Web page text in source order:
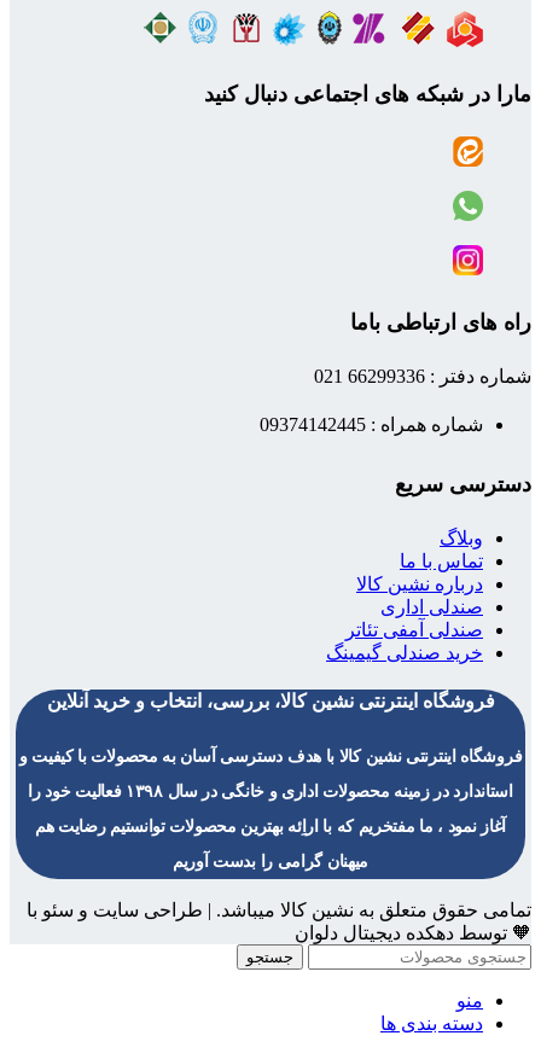
مارا در شبکه های اجتماعی دنبال کنید
راه های ارتباطی باما
شماره دفتر : 66299336 021
شماره همراه : 09374142445
دسترسی سریع
وبلاگ
تماس با ما
درباره نشین کالا
صندلی اداری
صندلی آمفی تئاتر
خرید صندلی گیمینگ
فروشگاه اینترنتی نشین کالا، بررسی، انتخاب و خرید آنلاین
فروشگاه اینترنتی نشین کالا با هدف دسترسی آسان به محصولات با کیفیت و
استاندارد در زمینه محصولات اداری و خانگی در سال ۱۳۹۸ فعالیت خود را
آغاز نمود ، ما مفتخریم که با اراِئه بهترین محصولات توانستیم رضایت هم
میهنان گرامی را بدست آوریم
تمامی حقوق متعلق به نشین کالا میباشد. | طراحی سایت و سئو با
🧡 توسط دهکده دیجیتال دلوان
جستجو
منو
دسته بندی ها